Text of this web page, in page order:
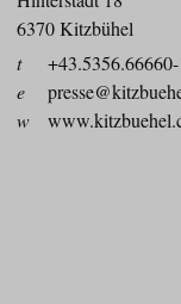
6370 Kitzbühel
t
e
w